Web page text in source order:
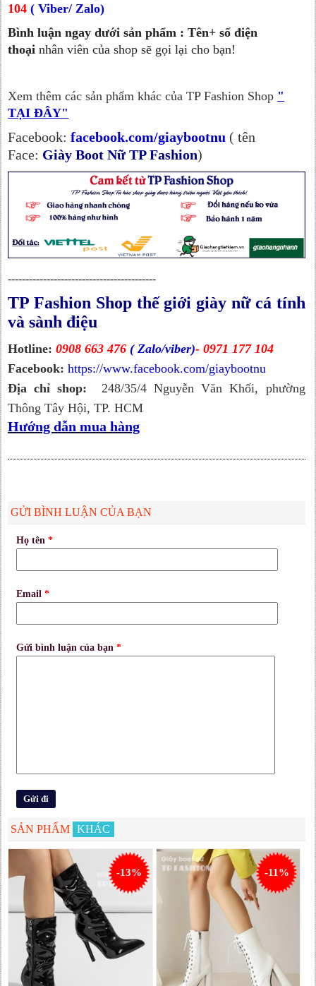
104 ( Viber/ Zalo)
Bình luận ngay dưới sản phẩm : Tên+ số điện
thoại nhân viên của shop sẽ gọi lại cho bạn!
Xem thêm các sản phẩm khác của TP Fashion Shop "
TẠI ĐÂY"
Facebook:facebook.com/giaybootnu ( tên
Face: Giày Boot Nữ TP Fashion)
------------------------------------------
TP Fashion Shop thế giới giày nữ cá tính
và sành điệu
Hotline: 0908 663 476 ( Zalo/viber)- 0971 177 104
Facebook: https://www.facebook.com/giaybootnu
Địa chỉ shop: 248/35/4 Nguyễn Văn Khối, phường
Thông Tây Hội, TP. HCM
Hướng dẫn mua hàng
GỬI BÌNH LUẬN CỦA BẠN
Họ tên*
Email*
Gửi bình luận của bạn*
SẢN PHẨM KHÁC
-13% -11%